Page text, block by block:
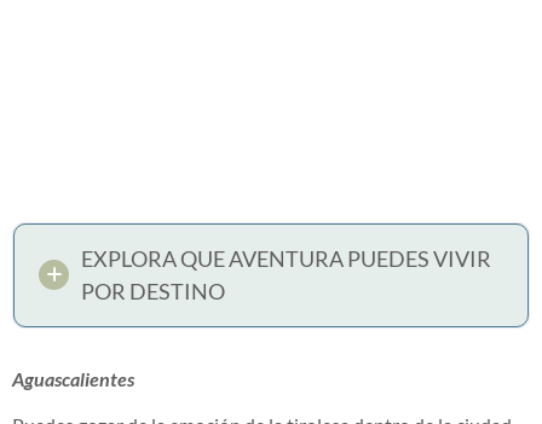
EXPLORA QUE AVENTURA PUEDES VIVIR
POR DESTINO
Aguascalientes